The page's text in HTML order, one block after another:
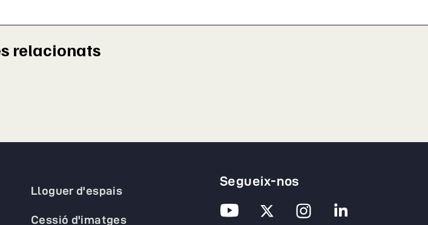
relacionats
Lloguer d'espais
Cessió d'imatges
Segueix-nos